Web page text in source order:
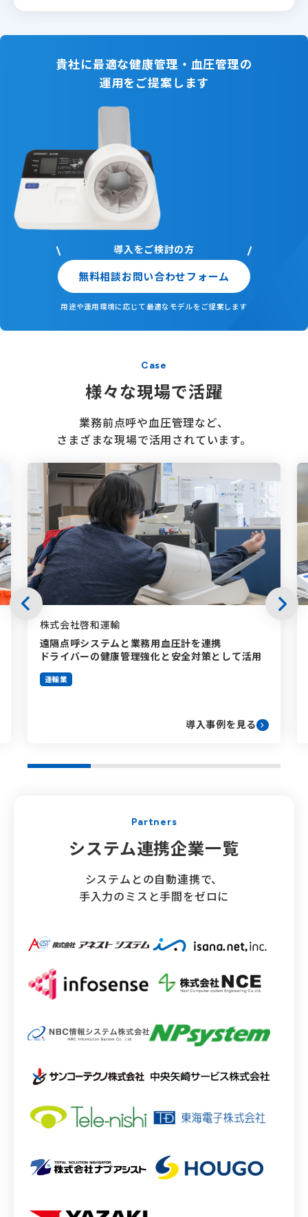
貴社に最適な健康管理・血圧管理の
運用をご提案します
導入をご検討の方
無料相談お問い合わせフォーム
用途や運用環境に応じて最適なモデルをご提案します
Case
様々な現場で活躍
業務前点呼や血圧管理など、
さまざまな現場で活用されています。
株式会社啓和運輸
遠隔点呼システムと業務用血圧計を連携
ドライバーの健康管理強化と安全対策として活用
運輸業
導入事例を見る
Partners
システム連携企業一覧
システムとの自動連携で、
手入力のミスと手間をゼロに